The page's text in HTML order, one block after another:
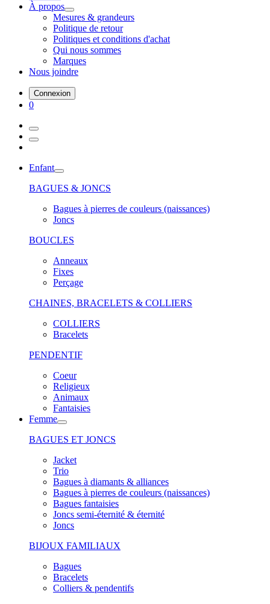
À propos
Mesures & grandeurs
Politique de retour
Politiques et conditions d'achat
Qui nous sommes
Marques
Nous joindre
Connexion
0
Enfant
BAGUES & JONCS
Bagues à pierres de couleurs (naissances)
Joncs
BOUCLES
Anneaux
Fixes
Perçage
CHAINES, BRACELETS & COLLIERS
COLLIERS
Bracelets
PENDENTIF
Coeur
Religieux
Animaux
Fantaisies
Femme
BAGUES ET JONCS
Jacket
Trio
Bagues à diamants & alliances
Bagues à pierres de couleurs (naissances)
Bagues fantaisies
Joncs semi-éternité & éternité
Joncs
BIJOUX FAMILIAUX
Bagues
Bracelets
Colliers & pendentifs